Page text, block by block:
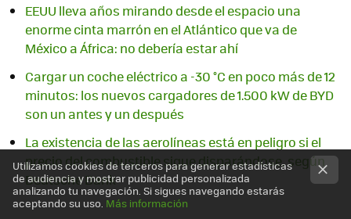
EEUU lleva años mirando desde el espacio una
enorme cinta marrón en el Atlántico que va de
México a África: no debería estar ahí
Cargar un coche eléctrico a -30 °C en poco más de 12
minutos: los nuevos cargadores de 1.500 kW de BYD
son un antes y un después
La existencia de las aerolíneas está en peligro si el
precio del combustible sigue disparándose, según
Deutsche Bank
Utilizamos cookies de terceros para generar estadísticas
de audiencia y mostrar publicidad personalizada
analizando tu navegación. Si sigues navegando estarás
aceptando su uso. Más información